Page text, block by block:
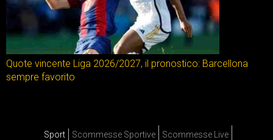
Quote vincente Liga 2026/2027, il pronostico: Barcellona
sempre favorito
Sport Scommesse Sportive
Scommesse Live